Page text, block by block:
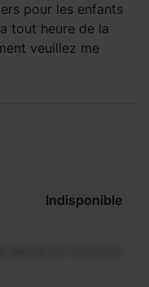
pour les enfants
tout heure de la
veuillez me
Indisponible